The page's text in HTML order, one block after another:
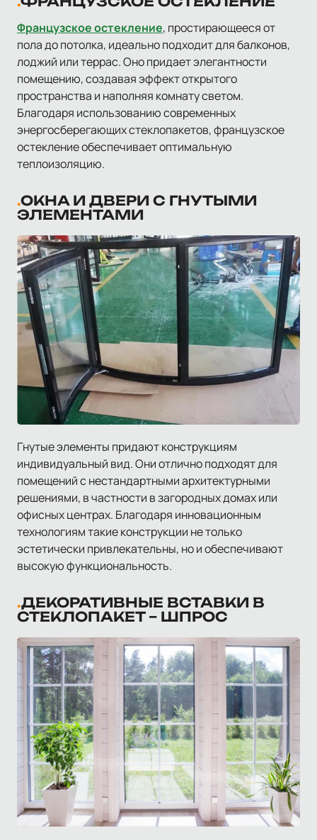
Французское остекление, простирающееся от
пола до потолка, идеально подходит для балконов,
лоджий или террас. Оно придает элегантности
помещению, создавая эффект открытого
пространства и наполняя комнату светом.
Благодаря использованию современных
энергосберегающих стеклопакетов, французское
остекление обеспечивает оптимальную
теплоизоляцию.
ОКНА И ДВЕРИ С ГНУТЫМИ
ЭЛЕМЕНТАМИ
Гнутые элементы придают конструкциям
индивидуальный вид. Они отлично подходят для
помещений с нестандартными архитектурными
решениями, в частности в загородных домах или
офисных центрах. Благодаря инновационным
технологиям такие конструкции не только
эстетически привлекательны, но и обеспечивают
высокую функциональность.
ДЕКОРАТИВНЫЕ ВСТАВКИ В
СТЕКЛОПАКЕТ – ШПРОС